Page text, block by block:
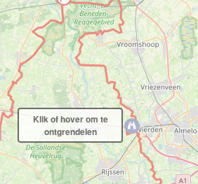
Klik of hover om te
ontgrendelen